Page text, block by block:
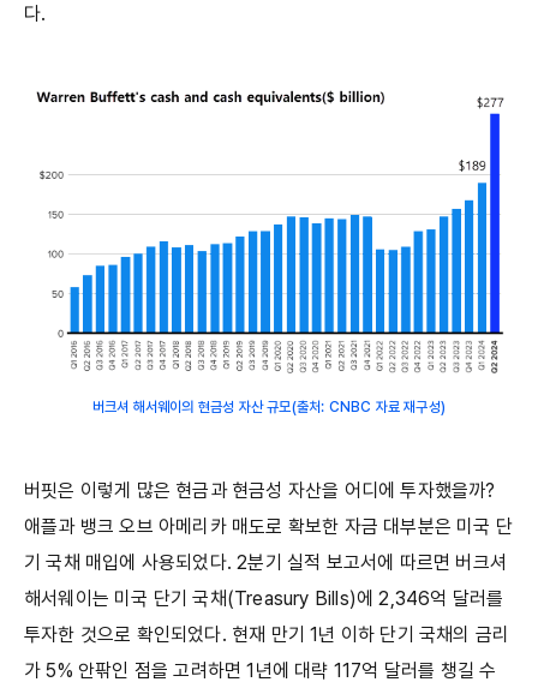
다.
버크셔 해서웨이의 현금성 자산 규모(출처: CNBC 자료 재구성)
버핏은 이렇게 많은 현금과 현금성 자산을 어디에 투자했을까?
애플과 뱅크 오브 아메리카 매도로 확보한 자금 대부분은 미국 단
기 국채 매입에 사용되었다. 2분기 실적 보고서에 따르면 버크셔
해서웨이는 미국 단기 국채(Treasury Bills)에 2,346억 달러를
투자한 것으로 확인되었다. 현재 만기 1년 이하 단기 국채의 금리
가 5% 안팎인 점을 고려하면 1년에 대략 117억 달러를 챙길 수